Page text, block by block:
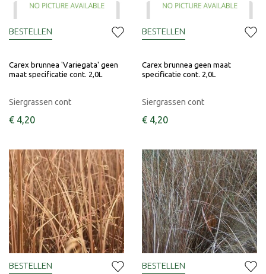
Carex brunnea 'Variegata' geen
maat specificatie cont. 2,0L
Siergrassen cont
€ 4,20
BESTELLEN
Carex brunnea geen maat
specificatie cont. 2,0L
Siergrassen cont
€ 4,20
BESTELLEN
BESTELLEN BESTELLEN